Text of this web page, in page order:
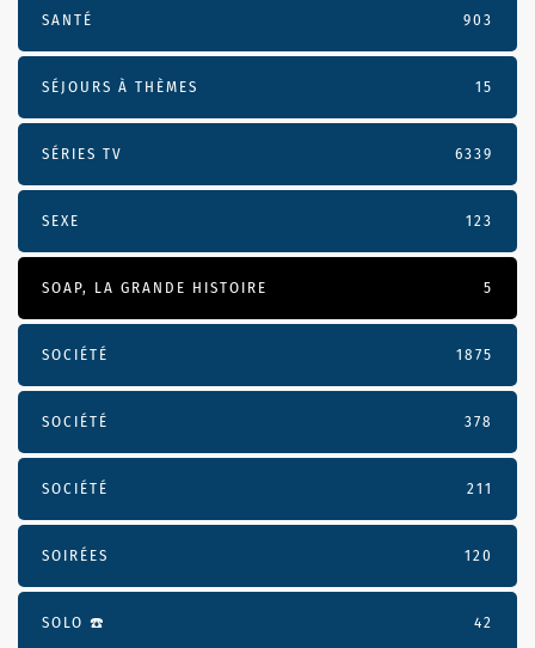
SANTÉ 903
SÉJOURS À THÈMES 15
SÉRIES TV 6339
SEXE 123
SOAP, LA GRANDE HISTOIRE 5
SOCIÉTÉ 1875
SOCIÉTÉ 378
SOCIÉTÉ 211
SOIRÉES 120
SOLO ☎️ 42